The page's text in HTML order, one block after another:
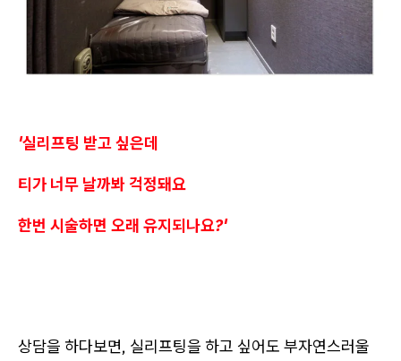
'실리프팅 받고 싶은데
티가 너무 날까봐 걱정돼요
한번 시술하면 오래 유지되나요?'
상담을 하다보면, 실리프팅을 하고 싶어도 부자연스러울